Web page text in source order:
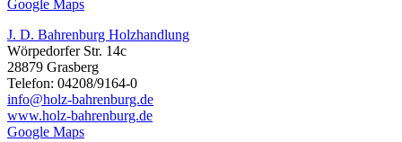
Google Maps
J. D. Bahrenburg Holzhandlung
Wörpedorfer Str. 14c
28879 Grasberg
Telefon: 04208/9164-0
info@holz-bahrenburg.de
www.holz-bahrenburg.de
Google Maps